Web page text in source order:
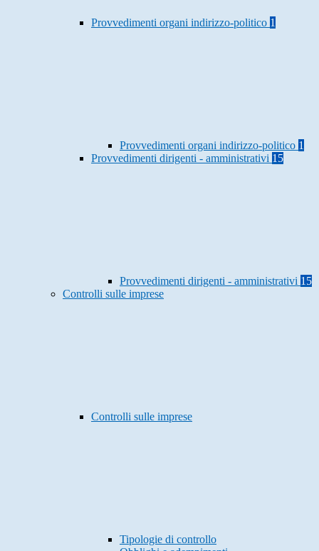
Provvedimenti organi indirizzo-politico 1
Provvedimenti organi indirizzo-politico 1
Provvedimenti dirigenti - amministrativi 15
Provvedimenti dirigenti - amministrativi 15
Controlli sulle imprese
Controlli sulle imprese
Tipologie di controllo